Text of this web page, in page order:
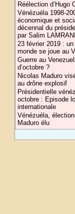
Réélection d’Hugo
Vénézuéla 1998-
économique et
décennal du
par Salim
23 février 2019 : un
monde se joue au
Guerre au
d’octobre ?
Nicolas Maduro
au drône explosif
Présidentielle
octobre : Episode
internationale
Vénézuéla,
Maduro élu